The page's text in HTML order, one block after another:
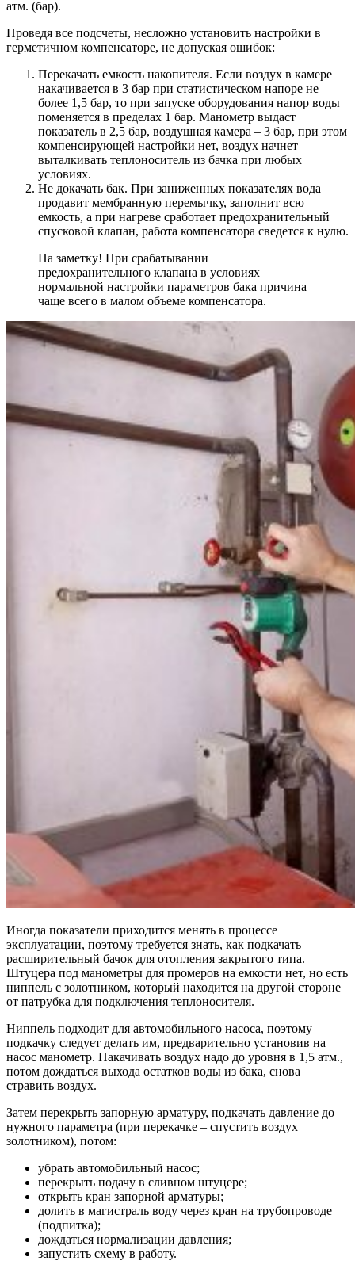
атм. (бар).
Проведя все подсчеты, несложно установить настройки в
герметичном компенсаторе, не допуская ошибок:
Перекачать емкость накопителя. Если воздух в камере
накачивается в 3 бар при статистическом напоре не
более 1,5 бар, то при запуске оборудования напор воды
поменяется в пределах 1 бар. Манометр выдаст
показатель в 2,5 бар, воздушная камера – 3 бар, при этом
компенсирующей настройки нет, воздух начнет
выталкивать теплоноситель из бачка при любых
условиях.
Не докачать бак. При заниженных показателях вода
продавит мембранную перемычку, заполнит всю
емкость, а при нагреве сработает предохранительный
спусковой клапан, работа компенсатора сведется к нулю.
На заметку! При срабатывании
предохранительного клапана в условиях
нормальной настройки параметров бака причина
чаще всего в малом объеме компенсатора.
Иногда показатели приходится менять в процессе
эксплуатации, поэтому требуется знать, как подкачать
расширительный бачок для отопления закрытого типа.
Штуцера под манометры для промеров на емкости нет, но есть
ниппель с золотником, который находится на другой стороне
от патрубка для подключения теплоносителя.
Ниппель подходит для автомобильного насоса, поэтому
подкачку следует делать им, предварительно установив на
насос манометр. Накачивать воздух надо до уровня в 1,5 атм.,
потом дождаться выхода остатков воды из бака, снова
стравить воздух.
Затем перекрыть запорную арматуру, подкачать давление до
нужного параметра (при перекачке – спустить воздух
золотником), потом:
убрать автомобильный насос;
перекрыть подачу в сливном штуцере;
открыть кран запорной арматуры;
долить в магистраль воду через кран на трубопроводе
(подпитка);
дождаться нормализации давления;
запустить схему в работу.